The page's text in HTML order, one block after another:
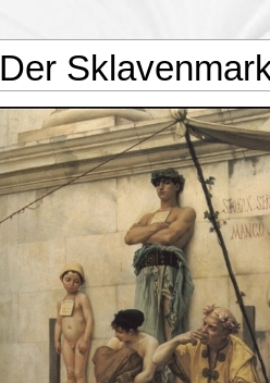
Der